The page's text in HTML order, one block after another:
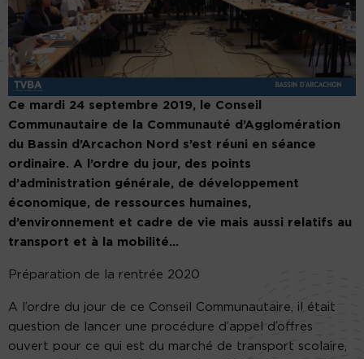
Ce mardi 24 septembre 2019, le Conseil
Communautaire de la Communauté d’Agglomération
du Bassin d’Arcachon Nord s’est réuni en séance
ordinaire. A l’ordre du jour, des points
d’administration générale, de développement
économique, de ressources humaines,
d’environnement et cadre de vie mais aussi relatifs au
transport et à la mobilité…
Préparation de la rentrée 2020
A l’ordre du jour de ce Conseil Communautaire, il était
question de lancer une procédure d’appel d’offres
ouvert pour ce qui est du marché de transport scolaire,